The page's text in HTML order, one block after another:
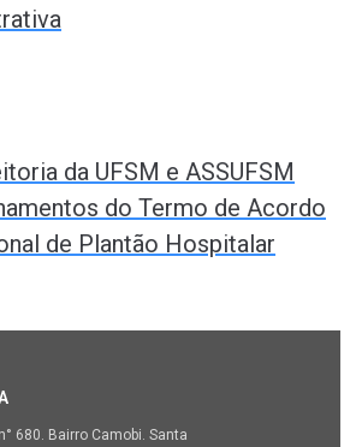
da UFSM e ASSUFSM
do Termo de Acordo
de Plantão Hospitalar
680. Bairro Camobi. Santa